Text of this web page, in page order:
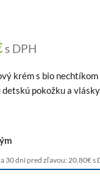
s DPH
krém s bio
pokožku a
30 dní pred zľavou: 20,80€s